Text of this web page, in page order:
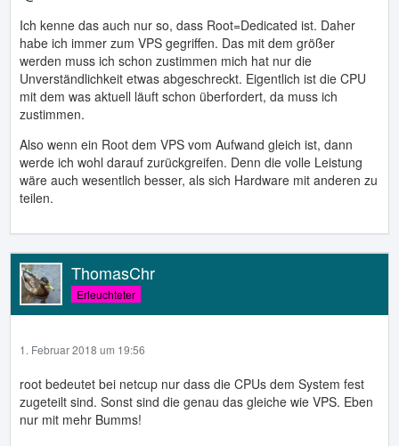
Ich kenne das auch nur so, dass Root=Dedicated ist. Daher
habe ich immer zum VPS gegriffen. Das mit dem größer
werden muss ich schon zustimmen mich hat nur die
Unverständlichkeit etwas abgeschreckt. Eigentlich ist die CPU
mit dem was aktuell läuft schon überfordert, da muss ich
zustimmen.
Also wenn ein Root dem VPS vom Aufwand gleich ist, dann
werde ich wohl darauf zurückgreifen. Denn die volle Leistung
wäre auch wesentlich besser, als sich Hardware mit anderen zu
teilen.
ThomasChr
Erleuchteter
1. Februar 2018 um 19:56
root bedeutet bei netcup nur dass die CPUs dem System fest
zugeteilt sind. Sonst sind die genau das gleiche wie VPS. Eben
nur mit mehr Bumms!